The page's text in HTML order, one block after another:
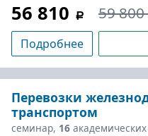
56 810 59 800
Подробнее
Перевозки
транспортом
семинар, 16